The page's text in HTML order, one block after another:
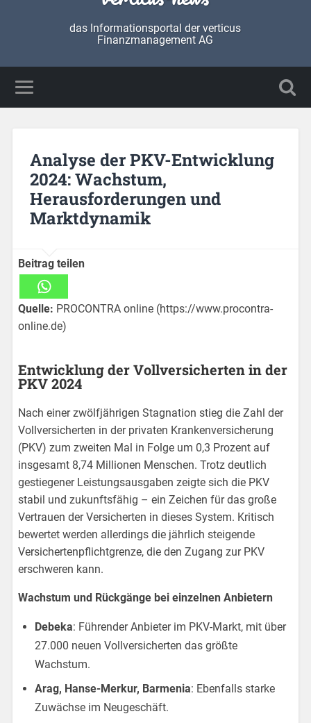
das Informationsportal der verticus
Finanzmanagement AG
Analyse der PKV-Entwicklung
2024: Wachstum,
Herausforderungen und
Marktdynamik
Beitrag teilen
Quelle: PROCONTRA online (https://www.procontra-
online.de)
Entwicklung der Vollversicherten in der
PKV 2024
Nach einer zwölfjährigen Stagnation stieg die Zahl der
Vollversicherten in der privaten Krankenversicherung
(PKV) zum zweiten Mal in Folge um 0,3 Prozent auf
insgesamt 8,74 Millionen Menschen. Trotz deutlich
gestiegener Leistungsausgaben zeigte sich die PKV
stabil und zukunftsfähig – ein Zeichen für das große
Vertrauen der Versicherten in dieses System. Kritisch
bewertet werden allerdings die jährlich steigende
Versichertenpflichtgrenze, die den Zugang zur PKV
erschweren kann.
Wachstum und Rückgänge bei einzelnen Anbietern
Debeka: Führender Anbieter im PKV-Markt, mit über
27.000 neuen Vollversicherten das größte
Wachstum.
Arag, Hanse-Merkur, Barmenia: Ebenfalls starke
Zuwächse im Neugeschäft.